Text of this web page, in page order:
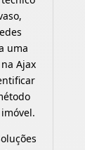
uma
Ajax